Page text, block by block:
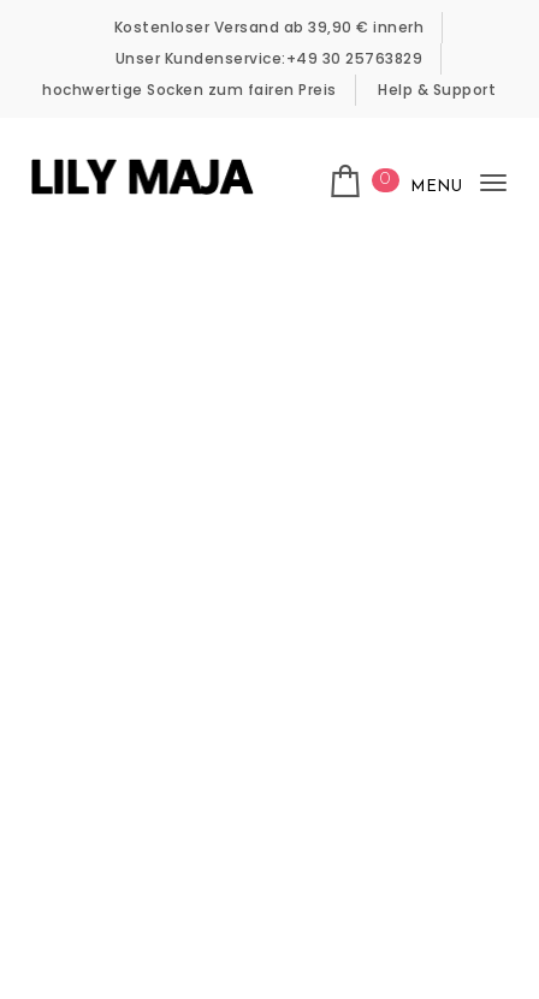
Kostenloser Versand ab 39,90 € innerh
Unser Kundenservice:+49 30 25763829
hochwertige Socken zum fairen Preis
Help & Support
0 MENU